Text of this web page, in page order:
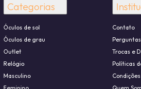
Categorias
Óculos de sol
Óculos de grau
Outlet
Relógio
Masculino
Contato
Trocas e
Políticas